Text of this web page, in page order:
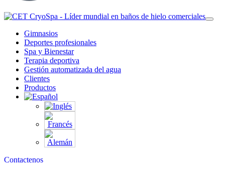
Gimnasios
Deportes profesionales
Spa y Bienestar
Terapia deportiva
Gestión automatizada del agua
Clientes
Productos
Contactenos